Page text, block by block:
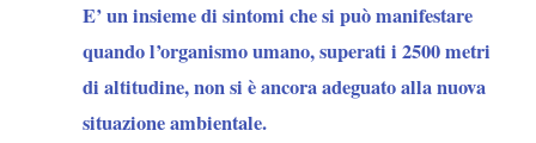
E’ un insieme di sintomi che si può manifestare
quando l’organismo umano, superati i 2500 metri
di altitudine, non si è ancora adeguato alla nuova
situazione ambientale.